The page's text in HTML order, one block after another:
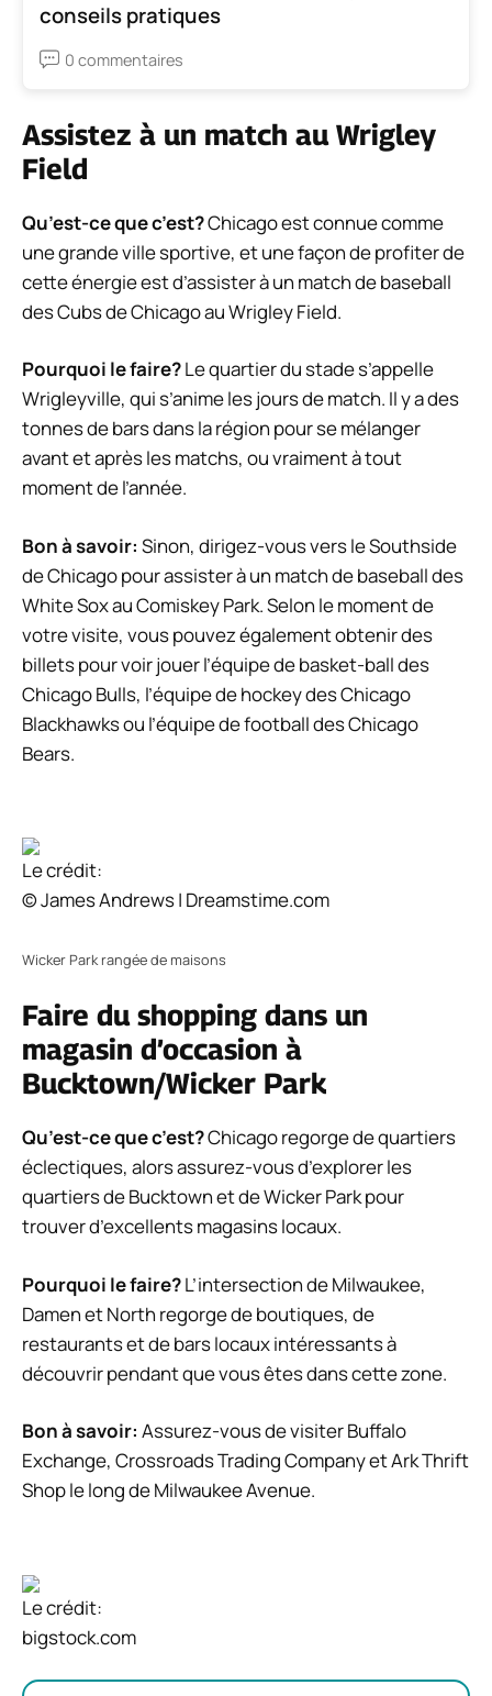
conseils pratiques
0 commentaires
Assistez à un match au Wrigley
Field
Qu’est-ce que c’est?Chicago est connue comme
une grande ville sportive, et une façon de profiter de
cette énergie est d’assister à un match de baseball
des Cubs de Chicago au Wrigley Field.
Pourquoi le faire?Le quartier du stade s’appelle
Wrigleyville, qui s’anime les jours de match. Il y a des
tonnes de bars dans la région pour se mélanger
avant et après les matchs, ou vraiment à tout
moment de l’année.
Bon à savoir: Sinon, dirigez-vous vers le Southside
de Chicago pour assister à un match de baseball des
White Sox au Comiskey Park. Selon le moment de
votre visite, vous pouvez également obtenir des
billets pour voir jouer l’équipe de basket-ball des
Chicago Bulls, l’équipe de hockey des Chicago
Blackhawks ou l’équipe de football des Chicago
Bears.
Le crédit:
© James Andrews | Dreamstime.com
Wicker Park rangée de maisons
Faire du shopping dans un
magasin d’occasion à
Bucktown/Wicker Park
Qu’est-ce que c’est?Chicago regorge de quartiers
éclectiques, alors assurez-vous d’explorer les
quartiers de Bucktown et de Wicker Park pour
trouver d’excellents magasins locaux.
Pourquoi le faire?L’intersection de Milwaukee,
Damen et North regorge de boutiques, de
restaurants et de bars locaux intéressants à
découvrir pendant que vous êtes dans cette zone.
Bon à savoir: Assurez-vous de visiter Buffalo
Exchange, Crossroads Trading Company et Ark Thrift
Shop le long de Milwaukee Avenue.
Le crédit:
bigstock.com